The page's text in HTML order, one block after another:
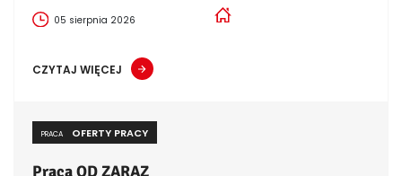
05 sierpnia 2026
CZYTAJ WIĘCEJ
PRACA OFERTY PRACY
Praca OD ZARAZ